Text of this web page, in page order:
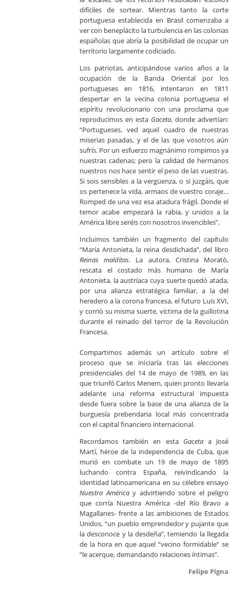
difíciles de sortear. Mientras tanto la corte
portuguesa establecida en Brasil comenzaba a
ver con beneplácito la turbulencia en las colonias
españolas que abría la posibilidad de ocupar un
territorio largamente codiciado.
Los patriotas, anticipándose varios años a la
ocupación de la Banda Oriental por los
portugueses en 1816, intentaron en 1811
despertar en la vecina colonia portuguesa el
espíritu revolucionario con una proclama que
reproducimos en esta Gaceta, donde advertían:
“Portugueses, ved aquel cuadro de nuestras
miserias pasadas, y el de las que vosotros aún
sufrís. Por un esfuerzo magnánimo rompimos ya
nuestras cadenas; pero la calidad de hermanos
nuestros nos hace sentir el peso de las vuestras.
Si sois sensibles a la vergüenza, o si juzgáis, que
os pertenece la vida, armaos de vuestro coraje…
Romped de una vez esa atadura frágil. Donde el
temor acabe empezará la rabia, y unidos a la
América libre seréis con nosotros invencibles”.
Incluimos también un fragmento del capítulo
“María Antonieta, la reina desdichada”, del libro
Reinas malditas. La autora, Cristina Morató,
rescata el costado más humano de María
Antonieta, la austríaca cuya suerte quedó atada,
por una alianza estratégica familiar, a la del
heredero a la corona francesa, el futuro Luis XVI,
y corrió su misma suerte, víctima de la guillotina
durante el reinado del terror de la Revolución
Francesa.
Compartimos además un artículo sobre el
proceso que se iniciaría tras las elecciones
presidenciales del 14 de mayo de 1989, en las
que triunfó Carlos Menem, quien pronto llevaría
adelante una reforma estructural impuesta
desde fuera sobre la base de una alianza de la
burguesía prebendaria local más concentrada
con el capital financiero internacional.
Recordamos también en esta Gacetaa José
Martí, héroe de la independencia de Cuba, que
murió en combate un 19 de mayo de 1895
luchando contra España, reivindicando la
identidad latinoamericana en su célebre ensayo
Nuestra Américay advirtiendo sobre el peligro
que corría Nuestra América -del Río Bravo a
Magallanes- frente a las ambiciones de Estados
Unidos, “un pueblo emprendedor y pujante que
la desconoce y la desdeña”, temiendo la llegada
de la hora en que aquel “vecino formidable” se
“le acerque, demandando relaciones íntimas”.
Felipe Pigna